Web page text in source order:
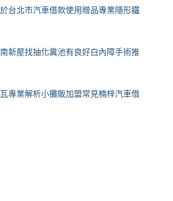
台北市汽車借款使用贈品專業隱形鐵
新屋找抽化糞池有良好白內障手術推
專業解析小攤販加盟常見楠梓汽車借